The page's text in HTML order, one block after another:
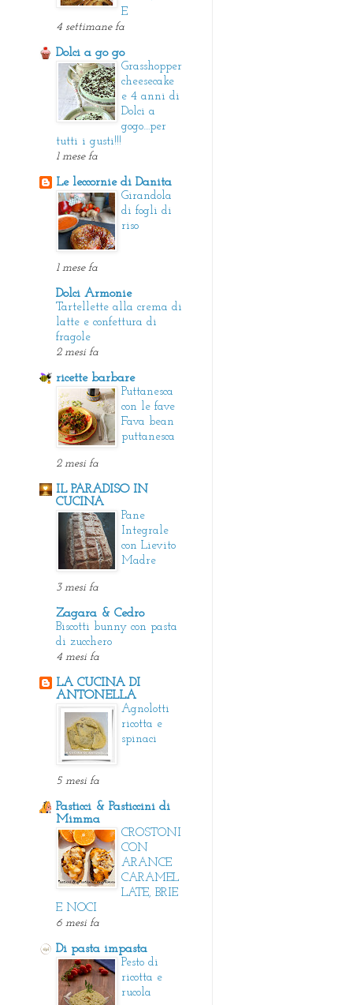
E
4 settimane fa
Dolci a go go
Grasshopper
cheesecake
e 4 anni di
Dolci a
gogo....per
tutti i gusti!!!
1 mese fa
Le leccornie di Danita
Girandola
di fogli di
riso
1 mese fa
Dolci Armonie
Tartellette alla crema di
latte e confettura di
fragole
2 mesi fa
ricette barbare
Puttanesca
con le fave
Fava bean
puttanesca
2 mesi fa
IL PARADISO IN
CUCINA
Pane
Integrale
con Lievito
Madre
3 mesi fa
Zagara & Cedro
Biscotti bunny con pasta
di zucchero
4 mesi fa
LA CUCINA DI
ANTONELLA
Agnolotti
ricotta e
spinaci
5 mesi fa
Pasticci & Pasticcini di
Mimma
CROSTONI
CON
ARANCE
CARAMEL
LATE, BRIE
E NOCI
6 mesi fa
Di pasta impasta
Pesto di
ricotta e
rucola